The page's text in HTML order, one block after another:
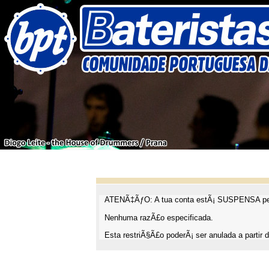
ATENÃ‡ÃƒO: A tua conta estÃ¡ SUSPENSA
Nenhuma razÃ£o especificada.
Esta restriÃ§Ã£o poderÃ¡ ser anulada a partir